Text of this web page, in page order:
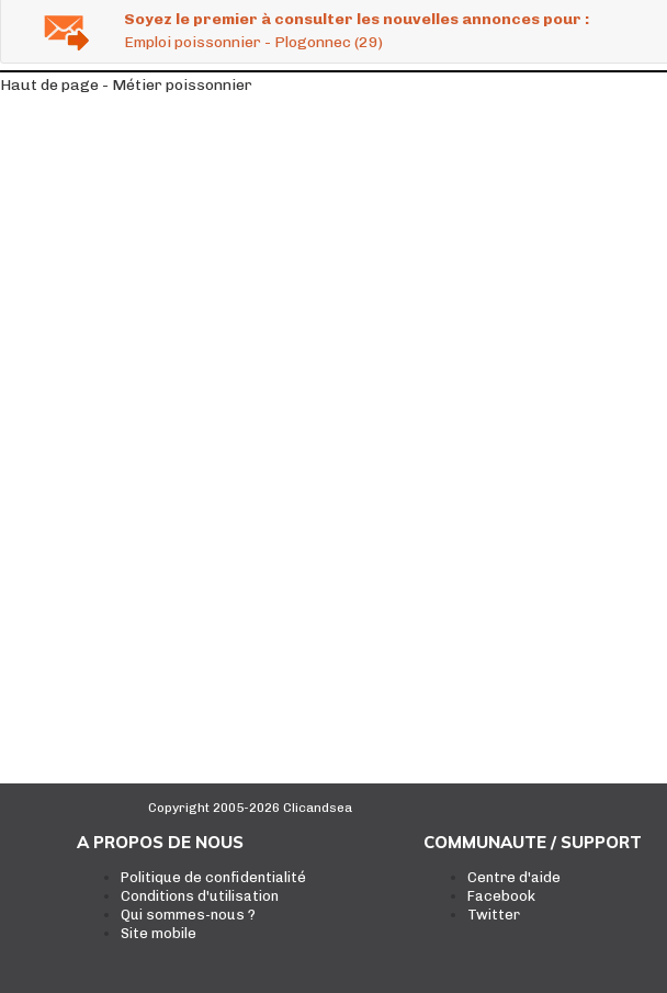
Soyez le premier à consulter les nouvelles annonces pour :
Emploi poissonnier - Plogonnec (29)
Haut de page - Métier poissonnier
Copyright 2005-2026 Clicandsea
A PROPOS DE NOUS
Politique de confidentialité
Conditions d'utilisation
Qui sommes-nous ?
Site mobile
COMMUNAUTE / SUPPORT
Centre d'aide
Facebook
Twitter